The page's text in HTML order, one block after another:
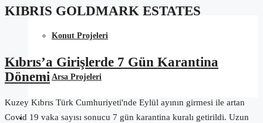
Konut Projeleri
Arsa Projeleri
Kıbrıs Satılık Ev
KIBRIS GOLDMARK ESTATES
Kıbrıs’a Girişlerde 7 Gün Karantina
Dönemi
Kuzey Kıbrıs Türk Cumhuriyeti'nde Eylül ayının girmesi ile artan
Covid 19 vaka sayısı sonucu 7 gün karantina kuralı getirildi. Uzun